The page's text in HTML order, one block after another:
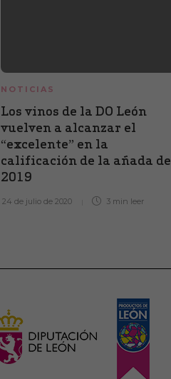
NOTICIAS
Los vinos de la DO León
vuelven a alcanzar el
“excelente” en la
calificación de la añada de
2019
24 de julio de 2020 3 min leer